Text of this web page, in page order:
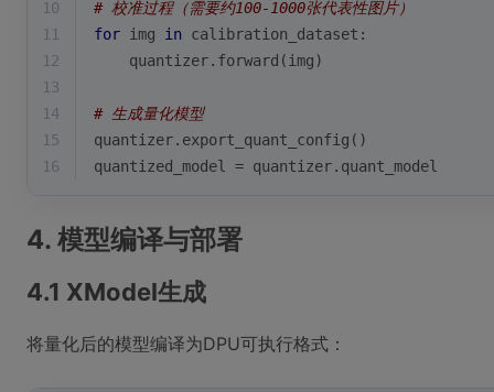
10
# 校准过程（需要约100-1000张代表性图片）
11
for img in calibration_dataset:
12
    quantizer.forward(img)
13
14
# 生成量化模型
15
quantizer.export_quant_config()
16
quantized_model = quantizer.quant_model
4. 模型编译与部署
4.1 XModel生成
将量化后的模型编译为DPU可执行格式：